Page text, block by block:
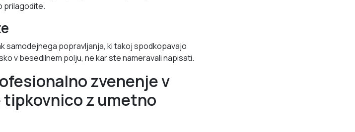
prilagodite.
samodejnega popravljanja, ki takoj spodkopavajo
v besedilnem polju, ne kar ste nameravali napisati.
zvenenje v
z umetno